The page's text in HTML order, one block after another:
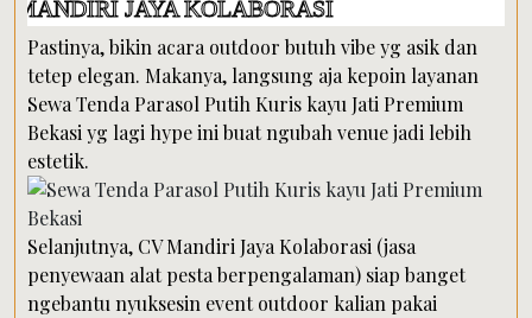
KOLABORASI
Pastinya, bikin acara outdoor butuh vibe yg asik dan
tetep elegan. Makanya, langsung aja kepoin layanan
Sewa Tenda Parasol Putih Kuris kayu Jati Premium
Bekasi yg lagi hype ini buat ngubah venue jadi lebih
estetik.
Selanjutnya, CV Mandiri Jaya Kolaborasi (jasa
penyewaan alat pesta berpengalaman) siap banget
ngebantu nyuksesin event outdoor kalian pakai